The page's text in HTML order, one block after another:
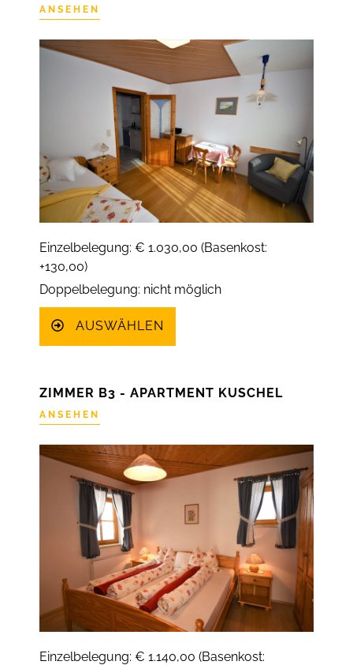
ANSEHEN
Einzelbelegung: € 1.030,00 (Basenkost:
+130,00)
Doppelbelegung: nicht möglich
AUSWÄHLEN
ZIMMER B3 - APARTMENT KUSCHEL
ANSEHEN
Einzelbelegung: € 1.140,00 (Basenkost: